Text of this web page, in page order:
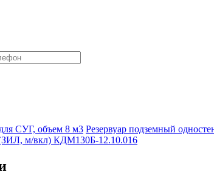
СУГ, объем 8 м3 Резервуар подземный
м/вкл) КДМ130Б-12.10.016